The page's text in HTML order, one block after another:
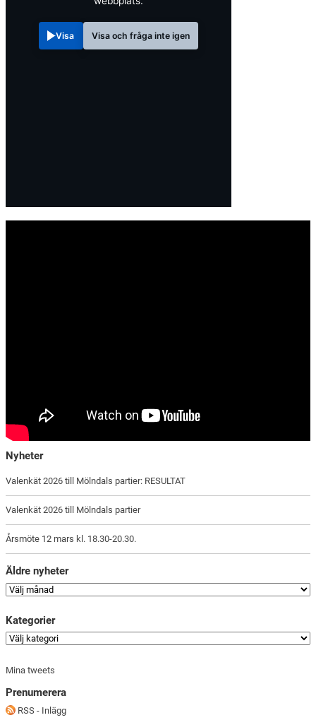
Visa Visa och fråga inte igen
Nyheter
Valenkät 2026 till Mölndals partier: RESULTAT
Valenkät 2026 till Mölndals partier
Årsmöte 12 mars kl. 18.30-20.30.
Äldre nyheter
Kategorier
Mina tweets
Prenumerera
RSS - Inlägg